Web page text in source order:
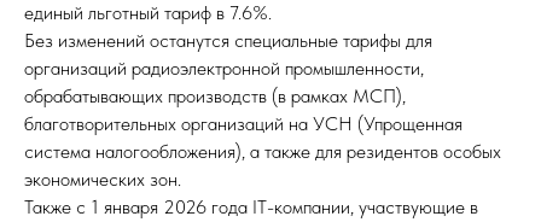
единый льготный тариф в 7.6%.
Без изменений останутся специальные тарифы для
организаций радиоэлектронной промышленности,
обрабатывающих производств (в рамках МСП),
благотворительных организаций на УСН (Упрощенная
система налогообложения), а также для резидентов особых
экономических зон.
Также с 1 января 2026 года IT-компании, участвующие в